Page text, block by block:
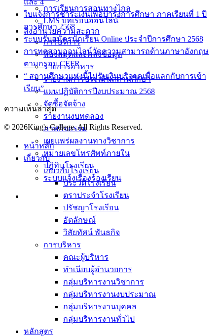
การเรียนการสอนทางไกล
LMS บทเรียนออนไลน์
สิ่งอำนวยความสะดวก
การบริการ
ห้องสมุดและคลังข้อมูล
รายการอาหาร
รายงานการประเมินสถานศึกษา
แผนปฏิบัติการปีงบประมาณ 2568
จัดซื้อจัดจ้าง
รายงานงบทดลอง
ภาพกิจกรรม
เผยแพร่ผลงานทางวิชาการ
หมายเลขโทรศัพท์ภายใน
ปฎิทินโรงเรียน
ระบบแจ้งเรื่องร้องเรียน
ใบแจ้งการชำระเงินเพื่อบำรุงการศึกษา ภาคเรียนที่ 1 ปี
การศึกษา 2568
ระบบรับสมัครนักเรียน Online ประจำปีการศึกษา 2568
การทดสอบออนไลน์วัดความสามารถด้านภาษาอังกฤษ
ตามกรอบ CEFR
“ สถานศึกษาแห่งนี้ไม่รับเงินบริจาคเพื่อแลกกับการเข้า
เรียน”
ความเห็นล่าสุด
© 2026King's College. All Rights Reserved.
หน้าหลัก
เกี่ยวกับ
เกี่ยวกับโรงเรียน
ประวัติโรงเรียน
ตราประจำโรงเรียน
ปรัชญาโรงเรียน
อัตลักษณ์
วิสัยทัศน์ พันธกิจ
การบริหาร
คณะผู้บริหาร
ทำเนียบผู้อำนวยการ
กลุ่มบริหารงานวิชาการ
กลุ่มบริหารงานงบประมาณ
กลุ่มบริหารงานบุคคล
กลุ่มบริหารงานทั่วไป
หลักสูตร